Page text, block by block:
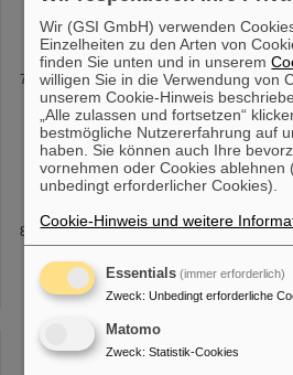
Baubeginn - heute: Bildvergleich
erSIS100 und das Kreuzungsgebäude
Möller, zeitrausch.net 2018
Foto: GSI/FAIR/L. Möller,
Tunnel für denSIS100-
EU-Forschungsförderung
2014-2015 (TNA) ARIES
H2020-INFRAIA-2016-1 (TNA)
abgeschlossen T. Kollegger,
H2020-INFRAEOSC-07-2020 I.FAST
Wir (GSI GmbH) verwenden Cookies
Einzelheiten zu den Arten von
finden Sie unten und in unserem
willigen Sie in die Verwendung von
unserem Cookie-Hinweis
„Alle zulassen und fortsetzen“
bestmögliche Nutzererfahrung auf
haben. Sie können auch Ihre
vornehmen oder Cookies ablehnen
unbedingt erforderlicher Cookies).
Cookie-Hinweis und weitere
Essentials (immer erforderlich)
Zweck: Unbedingt erforderliche
Matomo
Zweck: Statistik-Cookies